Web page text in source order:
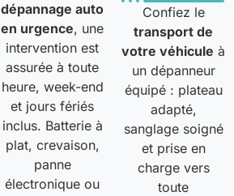
dépannage auto
en urgence, une
intervention est
assurée à toute
heure, week-end
et jours fériés
inclus. Batterie à
plat, crevaison,
panne
électronique ou
Confiez le
transport de
votre véhicule à
un dépanneur
équipé : plateau
adapté,
sanglage soigné
et prise en
charge vers
toute